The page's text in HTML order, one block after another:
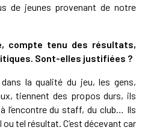
de jeunes provenant de notre
compte tenu des résultats,
Sont-elles justifiées ?
la qualité du jeu, les gens,
tiennent des propos durs, ils
l’encontre du staff, du club… Ils
tel résultat. C’est décevant car